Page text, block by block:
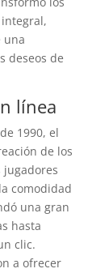
una
deseos de
línea
1990, el
de los
comodidad
una gran
hasta
clic.
a ofrecer